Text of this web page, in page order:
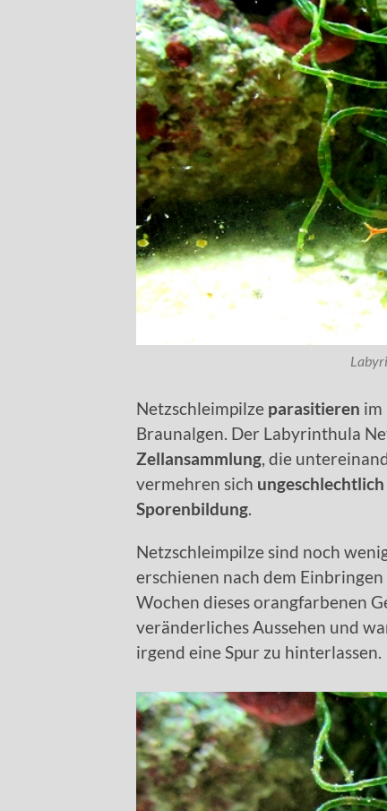
Netzschleimpilze parasitieren im
Braunalgen. Der Labyrinthula
Zellansammlung, die
vermehren sich ungeschlechtlich
Sporenbildung.
Netzschleimpilze sind noch
erschienen nach dem
Wochen dieses orangfarbenen
veränderliches Aussehen und
irgend eine Spur zu hinterlassen.